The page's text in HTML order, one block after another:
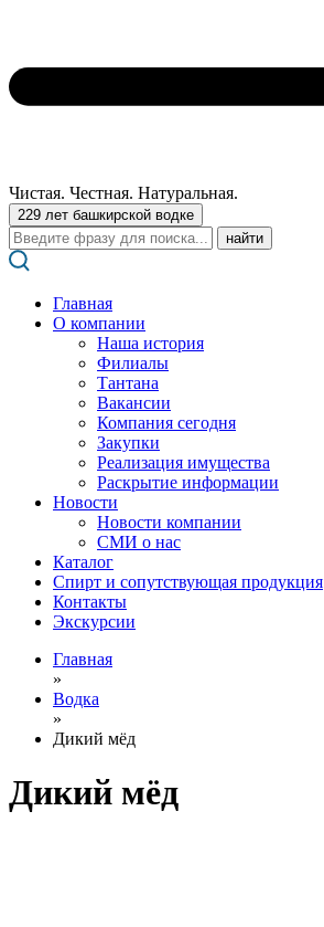
Чистая. Честная. Натуральная.
229 лет башкирской водке
Поиск:
Главная
О компании
Наша история
Филиалы
Тантана
Вакансии
Компания сегодня
Закупки
Реализация имущества
Раскрытие информации
Новости
Новости компании
СМИ о нас
Каталог
Спирт и сопутствующая продукция
Контакты
Экскурсии
Главная
»
Водка
»
Дикий мёд
Дикий мёд